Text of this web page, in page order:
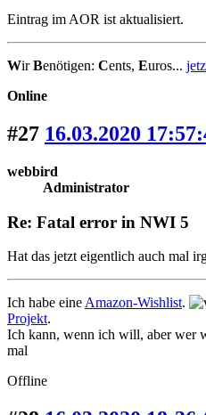
Eintrag im AOR ist aktualisiert.
WirBenötigen: Cents, Euros...
Online
#27 16.03.2020
webbird
Administrator
Re: Fatal error in NWI 5
Hat das jetzt eigentlich auch mal
Ich habe eine Amazon-Wishlist.
Projekt.
Ich kann, wenn ich will, aber wer
mal
Offline